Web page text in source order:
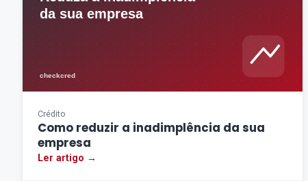
Crédito
Como reduzir a inadimplência da sua
empresa
Ler artigo →